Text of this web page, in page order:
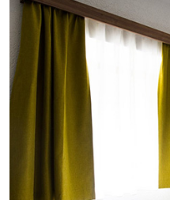
Skladiščni
prostori
Razvoj